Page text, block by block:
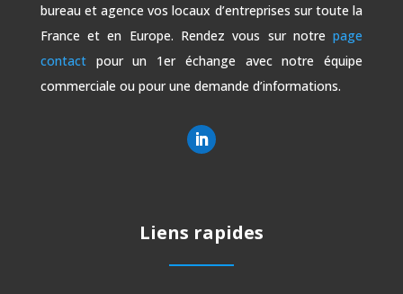
bureau et agence vos locaux d’entreprises sur toute la
France et en Europe. Rendez vous sur notrepage
contactpour un 1er échange avec notre équipe
commerciale ou pour une demande d’informations.
Liens rapides